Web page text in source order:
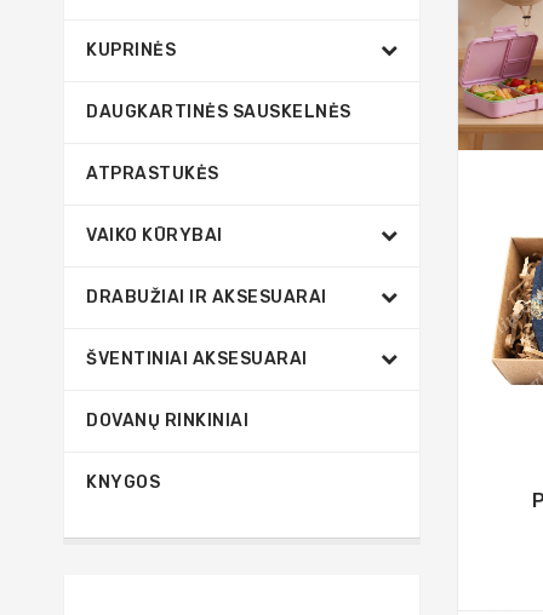
KUPRINĖS
DAUGKARTINĖS SAUSKELNĖS
ATPRASTUKĖS
VAIKO KŪRYBAI
DRABUŽIAI IR AKSESUARAI
ŠVENTINIAI AKSESUARAI
DOVANŲ RINKINIAI
KNYGOS